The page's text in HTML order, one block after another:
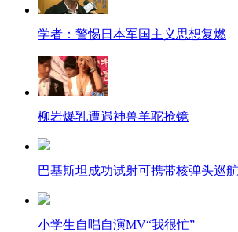
学者：警惕日本军国主义思想复燃
柳岩爆乳遭遇神兽羊驼抢镜
巴基斯坦成功试射可携带核弹头巡
小学生自唱自演MV“我很忙”